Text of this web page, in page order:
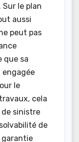
Sur le plan
aussi
peut pas
que sa
engagée
le
cela
de sinistre
de
garantie